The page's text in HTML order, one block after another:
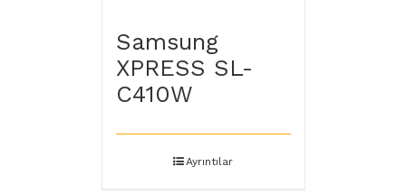
Samsung
XPRESS SL-
C410W
Ayrıntılar